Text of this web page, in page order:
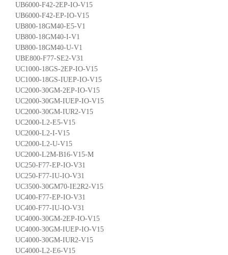
UB6000-F42-2EP-IO-V15
UB6000-F42-EP-IO-V15
UB800-18GM40-E5-V1
UB800-18GM40-I-V1
UB800-18GM40-U-V1
UBE800-F77-SE2-V31
UC1000-18GS-2EP-IO-V15
UC1000-18GS-IUEP-IO-V15
UC2000-30GM-2EP-IO-V15
UC2000-30GM-IUEP-IO-V15
UC2000-30GM-IUR2-V15
UC2000-L2-E5-V15
UC2000-L2-I-V15
UC2000-L2-U-V15
UC2000-L2M-B16-V15-M
UC250-F77-EP-IO-V31
UC250-F77-IU-IO-V31
UC3500-30GM70-IE2R2-V15
UC400-F77-EP-IO-V31
UC400-F77-IU-IO-V31
UC4000-30GM-2EP-IO-V15
UC4000-30GM-IUEP-IO-V15
UC4000-30GM-IUR2-V15
UC4000-L2-E6-V15